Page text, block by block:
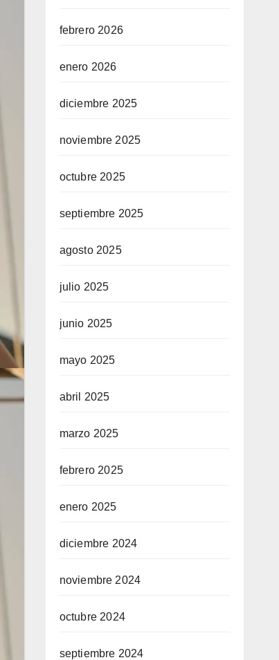
febrero 2026
enero 2026
diciembre 2025
noviembre 2025
octubre 2025
septiembre 2025
agosto 2025
julio 2025
junio 2025
mayo 2025
abril 2025
marzo 2025
febrero 2025
enero 2025
diciembre 2024
noviembre 2024
octubre 2024
septiembre 2024